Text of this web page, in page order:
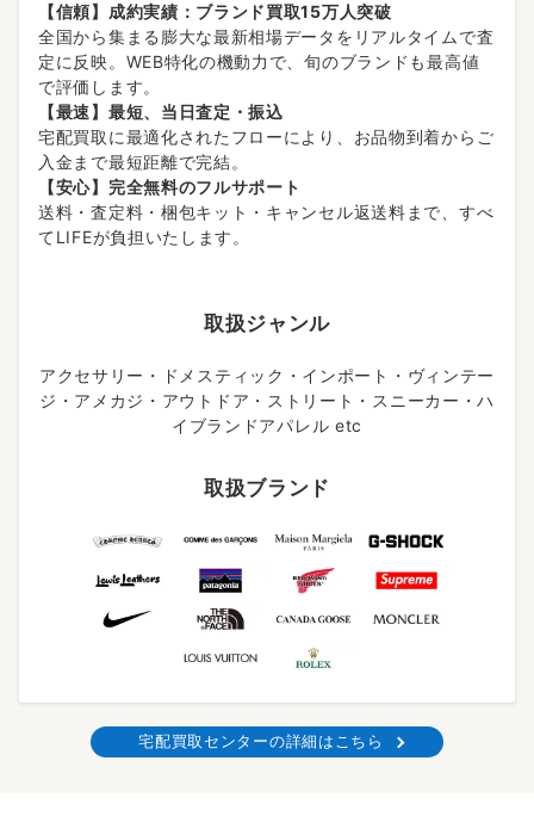
【信頼】成約実績：ブランド買取15万人突破
全国から集まる膨大な最新相場データをリアルタイムで査
定に反映。WEB特化の機動力で、旬のブランドも最高値
で評価します。
【最速】最短、当日査定・振込
宅配買取に最適化されたフローにより、お品物到着からご
入金まで最短距離で完結。
【安心】完全無料のフルサポート
送料・査定料・梱包キット・キャンセル返送料まで、すべ
てLIFEが負担いたします。
取扱ジャンル
アクセサリー・ドメスティック・インポート・ヴィンテー
ジ・アメカジ・アウトドア・ストリート・スニーカー・ハ
イブランドアパレル etc
取扱ブランド
宅配買取センターの詳細はこちら